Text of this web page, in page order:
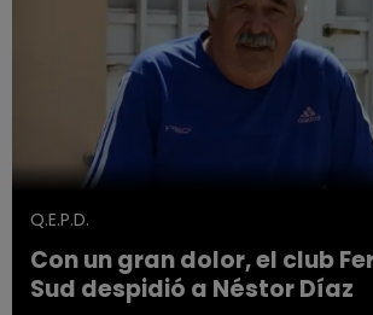
Q.E.P.D.
Con un gran dolor, el club
Sud despidió a Néstor Díaz